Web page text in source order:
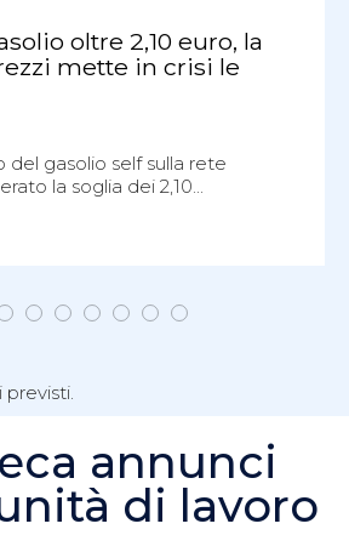
oltre 2,10 euro, la
mette in crisi le
del gasolio self sulla rete
la soglia dei 2,10...
annunci
di lavoro